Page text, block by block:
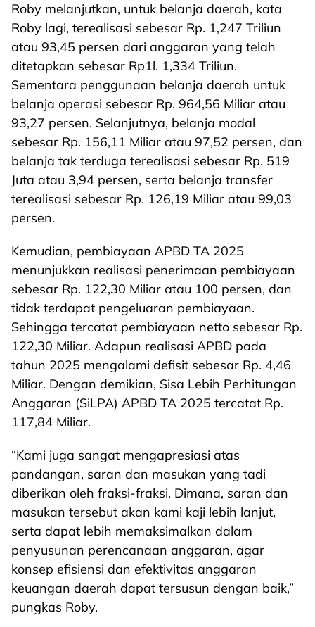
Roby melanjutkan, untuk belanja daerah, kata
Roby lagi, terealisasi sebesar Rp. 1,247 Triliun
atau 93,45 persen dari anggaran yang telah
ditetapkan sebesar Rp1l. 1,334 Triliun.
Sementara penggunaan belanja daerah untuk
belanja operasi sebesar Rp. 964,56 Miliar atau
93,27 persen. Selanjutnya, belanja modal
sebesar Rp. 156,11 Miliar atau 97,52 persen, dan
belanja tak terduga terealisasi sebesar Rp. 519
Juta atau 3,94 persen, serta belanja transfer
terealisasi sebesar Rp. 126,19 Miliar atau 99,03
persen.
Kemudian, pembiayaan APBD TA 2025
menunjukkan realisasi penerimaan pembiayaan
sebesar Rp. 122,30 Miliar atau 100 persen, dan
tidak terdapat pengeluaran pembiayaan.
Sehingga tercatat pembiayaan netto sebesar Rp.
122,30 Miliar. Adapun realisasi APBD pada
tahun 2025 mengalami defisit sebesar Rp. 4,46
Miliar. Dengan demikian, Sisa Lebih Perhitungan
Anggaran (SiLPA) APBD TA 2025 tercatat Rp.
117,84 Miliar.
“Kami juga sangat mengapresiasi atas
pandangan, saran dan masukan yang tadi
diberikan oleh fraksi-fraksi. Dimana, saran dan
masukan tersebut akan kami kaji lebih lanjut,
serta dapat lebih memaksimalkan dalam
penyusunan perencanaan anggaran, agar
konsep efisiensi dan efektivitas anggaran
keuangan daerah dapat tersusun dengan baik,”
pungkas Roby.